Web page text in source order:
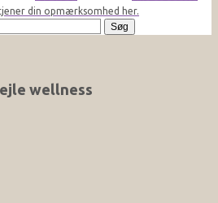
din opmærksomhed her.
wellness